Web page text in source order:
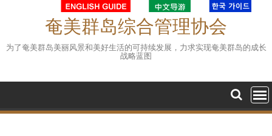
奄美群岛综合管理协会
为了奄美群岛美丽风景和美好生活的可持续发展，力求实现奄美群岛的成长
战略蓝图